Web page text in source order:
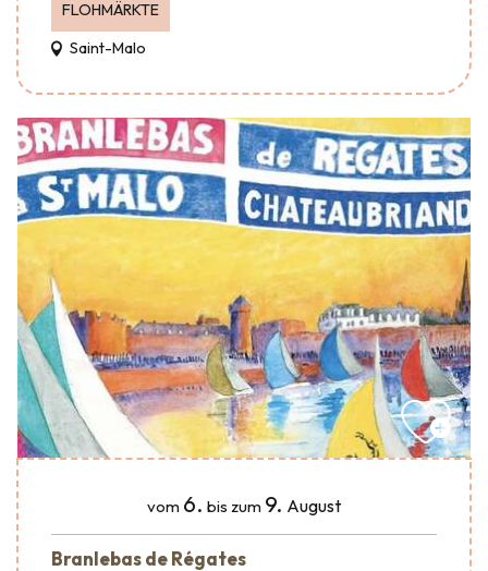
FLOHMÄRKTE
Saint-Malo
vom 6. bis zum 9. August
Branlebas de Régates